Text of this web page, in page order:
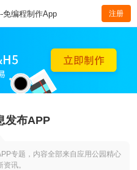
免编程制作App 注册
发布APP
专题，内容全部来自应用公园精心
讯。